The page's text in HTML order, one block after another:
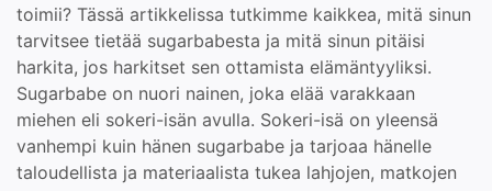
toimii? Tässä artikkelissa tutkimme kaikkea, mitä sinun
tarvitsee tietää sugarbabesta ja mitä sinun pitäisi
harkita, jos harkitset sen ottamista elämäntyyliksi.
Sugarbabe on nuori nainen, joka elää varakkaan
miehen eli sokeri-isän avulla. Sokeri-isä on yleensä
vanhempi kuin hänen sugarbabe ja tarjoaa hänelle
taloudellista ja materiaalista tukea lahjojen, matkojen